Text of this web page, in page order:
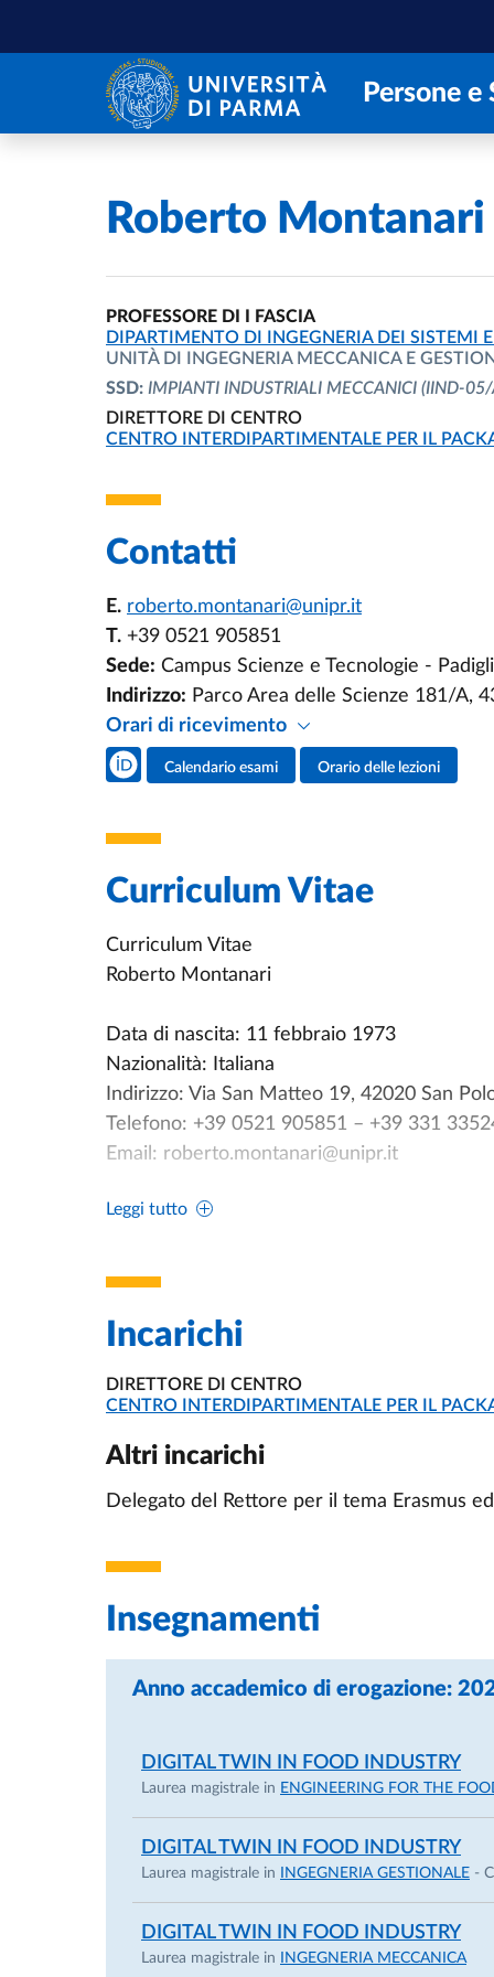
Persone
Home
Roberto Montanari
PROFESSORE DI I FASCIA
UNITÀ ORGANIZZATIVA AFFERENTE:
DIPARTIMENTO DI INGEGNERIA DEI SISTEMI
UNITÀ DI INGEGNERIA MECCANICA E
SSD: IMPIANTI INDUSTRIALI MECCANICI (IIND-05/
DIRETTORE DI CENTRO
UNITÀ ORGANIZZATIVA AFFERENTE:
CENTRO INTERDIPARTIMENTALE PER IL
Contatti
E. roberto.montanari@unipr.it
T. +39 0521 905851
Sede: Campus Scienze e Tecnologie -
Indirizzo: Parco Area delle Scienze 181/A,
Orari di ricevimento
Social del docente
Calendario esami Orario delle lezioni
Curriculum Vitae
Leggi tutto
Curriculum Vitae
Roberto Montanari
Data di nascita: 11 febbraio 1973
Nazionalità: Italiana
Indirizzo: Via San Matteo 19, 42020 San
Telefono: +39 0521 905851 – +39 331
Email: roberto.montanari@unipr.it
Profilo accademico: https://
Posizione accademica
Settore scientifico disciplinare ING-IND/17
Università degli Studi di Parma
Esperienza professionale
Professore Ordinario – Università di Parma
Docente dei corsi:
Impianti Industriali (Ingegneria Gestionale)
Simulazione dei Sistemi Produttivi
Alimentare)
Delegato del Rettore per Erasmus e
Presidente Commissione Mobilità
Membro Collegio Docenti Dottorato di
Responsabile programma di doppia
Altri incarichi
Incarichi
DIRETTORE DI CENTRO
UNITÀ ORGANIZZATIVA AFFERENTE:
CENTRO INTERDIPARTIMENTALE PER IL
Altri incarichi
Delegato del Rettore per il tema Erasmus
Insegnamenti
Anno accademico di erogazione:
DIGITAL TWIN IN FOOD INDUSTRY
Laurea magistrale in ENGINEERING FOR THE
DIGITAL TWIN IN FOOD INDUSTRY
Laurea magistrale in INGEGNERIA GESTIONALE -
DIGITAL TWIN IN FOOD INDUSTRY
Laurea magistrale in INGEGNERIA MECCANICA